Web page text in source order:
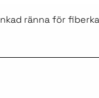
ränna för